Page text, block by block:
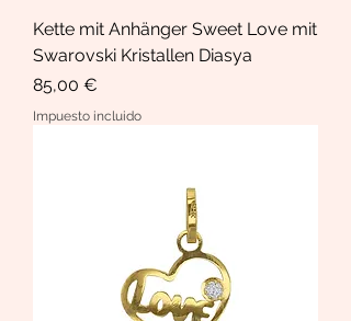
Kette mit Anhänger Sweet Love mit
Swarovski Kristallen Diasya
Precio
85,00 €
Impuesto incluido